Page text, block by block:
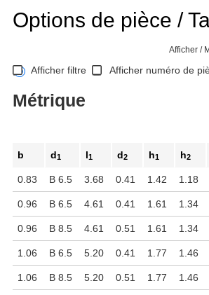
Options de pièce /
Afficher /
Afficher filtre Afficher numéro de
Métrique
b d1 l1 d2 h1 h2
0.83 B 6.5 3.68 0.41 1.42 1.18
0.96 B 6.5 4.61 0.41 1.61 1.34
0.96 B 8.5 4.61 0.51 1.61 1.34
1.06 B 6.5 5.20 0.41 1.77 1.46
1.06 B 8.5 5.20 0.51 1.77 1.46